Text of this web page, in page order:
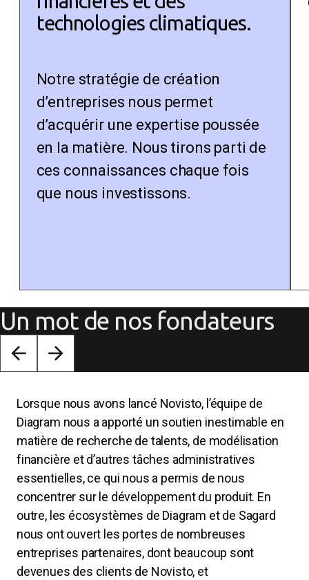
technologies climatiques.
Notre stratégie de création
d’entreprises nous permet
d’acquérir une expertise poussée
en la matière. Nous tirons parti de
ces connaissances chaque fois
que nous investissons.
Un mot de nos fondateurs
Lorsque nous avons lancé Novisto, l’équipe de
Diagram nous a apporté un soutien inestimable en
matière de recherche de talents, de modélisation
financière et d’autres tâches administratives
essentielles, ce qui nous a permis de nous
concentrer sur le développement du produit. En
outre, les écosystèmes de Diagram et de Sagard
nous ont ouvert les portes de nombreuses
entreprises partenaires, dont beaucoup sont
devenues des clients de Novisto, et